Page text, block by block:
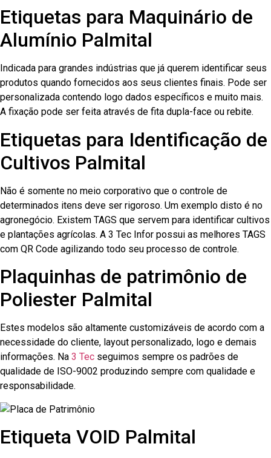
Etiquetas para Maquinário de
Alumínio Palmital
Indicada para grandes indústrias que já querem identificar seus
produtos quando fornecidos aos seus clientes finais. Pode ser
personalizada contendo logo dados específicos e muito mais.
A fixação pode ser feita através de fita dupla-face ou rebite.
Etiquetas para Identificação de
Cultivos Palmital
Não é somente no meio corporativo que o controle de
determinados itens deve ser rigoroso. Um exemplo disto é no
agronegócio. Existem TAGS que servem para identificar cultivos
e plantações agrícolas. A 3 Tec Infor possui as melhores TAGS
com QR Code agilizando todo seu processo de controle.
Plaquinhas de patrimônio de
Poliester Palmital
Estes modelos são altamente customizáveis de acordo com a
necessidade do cliente, layout personalizado, logo e demais
informações. Na 3 Tec seguimos sempre os padrões de
qualidade de ISO-9002 produzindo sempre com qualidade e
responsabilidade.
Etiqueta VOID Palmital